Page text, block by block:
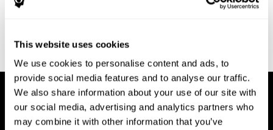
This website uses cookies
We use cookies to personalise content and ads, to
provide social media features and to analyse our traffic.
We also share information about your use of our site with
our social media, advertising and analytics partners who
may combine it with other information that you’ve
of attention. CognitivePsychology , 12 (1), 97-136.